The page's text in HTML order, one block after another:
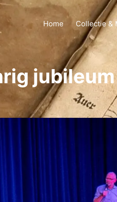
Home Collectie &